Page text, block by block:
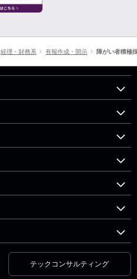
経理・財務系 有報作成・開示 障がい者積極
テックコンサルティング